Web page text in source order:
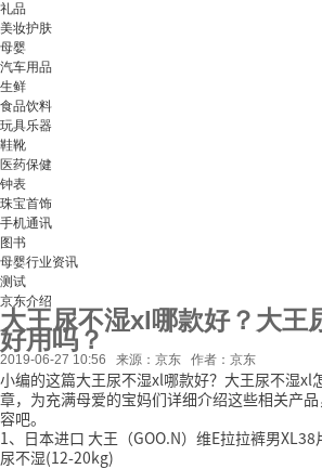
礼品
美妆护肤
母婴
汽车用品
生鲜
食品饮料
玩具乐器
鞋靴
医药保健
钟表
珠宝首饰
手机通讯
图书
母婴行业资讯
测试
京东介绍
大王尿不湿xl哪款好？大王
好用吗？
2019-06-27 10:56 来源：京东 作者：京东
小编的这篇大王尿不湿xl哪款好？大王尿不湿xl
章，为充满母爱的宝妈们详细介绍这些相关产
容吧。
1、日本进口 大王（GOO.N）维E拉拉裤男
尿不湿(12-20kg)